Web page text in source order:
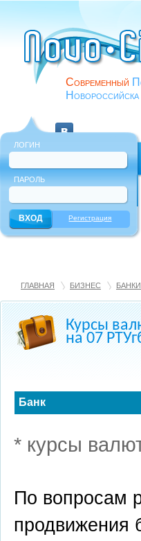
Современный
Новороссийска
ЛОГИН
ПАРОЛЬ
Регистрация
ГЛАВНАЯ БИЗНЕС
Курсы
на 07
Банк
* курсы
По вопросам
продвижения